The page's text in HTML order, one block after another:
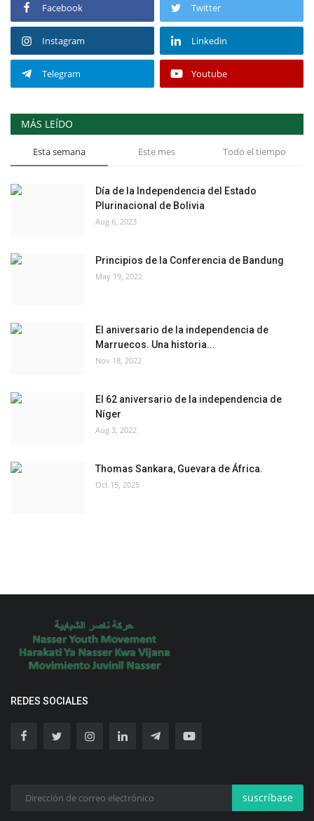
Facebook Twitter
Instagram Linkedin
Telegram Youtube
MÁS LEÍDO
Esta semana Este mes Todo el tiempo
Día de la Independencia del Estado
Plurinacional de Bolivia
Aug 6, 2023
Principios de la Conferencia de Bandung
May 19, 2022
El aniversario de la independencia de
Marruecos. Una historia...
Nov 18, 2022
El 62 aniversario de la independencia de
Níger
Aug 3, 2022
Thomas Sankara, Guevara de África.
Oct 15, 2025
REDES SOCIALES
suscríbase